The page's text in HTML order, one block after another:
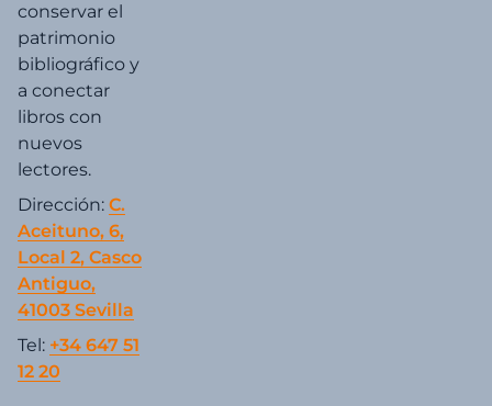
conservar el
patrimonio
bibliográfico y
a conectar
libros con
nuevos
lectores.
Dirección: C.
Aceituno, 6,
Local 2, Casco
Antiguo,
41003 Sevilla
Tel: +34 647 51
12 20